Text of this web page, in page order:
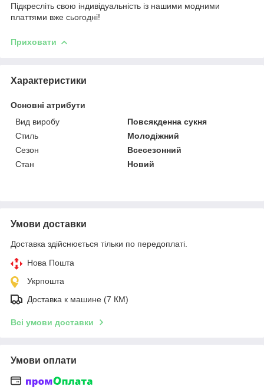
Підкресліть свою індивідуальність із нашими модними
платтями вже сьогодні!
Приховати
Характеристики
Основні атрибути
Вид виробу
Повсякденна сукня
Стиль
Молодіжний
Сезон
Всесезонний
Стан
Новий
Умови доставки
Доставка здійснюється тільки по передоплаті.
Нова Пошта
Укрпошта
Доставка к машине (7 КМ)
Всі умови доставки
Умови оплати